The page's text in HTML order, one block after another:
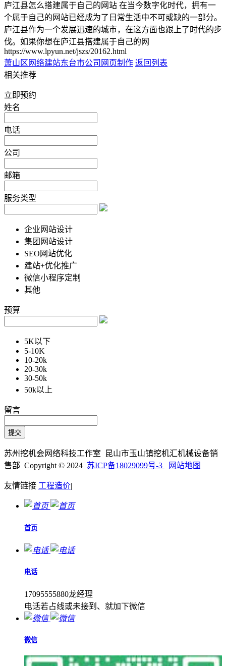
庐江县怎么搭建属于自己的网站 在当今数字化时代，拥有一
个属于自己的网站已经成为了日常生活中不可或缺的一部分。
庐江县作为一个发展迅速的城市，在这方面也跟上了时代的步
伐。如果你想在庐江县搭建属于自己的网
https://www.lpyun.net/jszs/20162.html
萧山区网络建站东台市公司网页制作 返回列表
相关推荐
立即预约
姓名
电话
公司
邮箱
服务类型
企业网站设计
集团网站设计
SEO网站优化
建站+优化推广
微信小程序定制
其他
预算
5K以下
5-10K
10-20k
20-30k
30-50k
50k以上
留言
苏州挖机会网络科技工作室 昆山市玉山镇挖机汇机械设备销
售部 Copyright © 2024 苏ICP备18029099号-3 网站地图
友情链接 工程造价|
首页
电话
17095555880龙经理
电话若占线或未接到、就加下微信
微信